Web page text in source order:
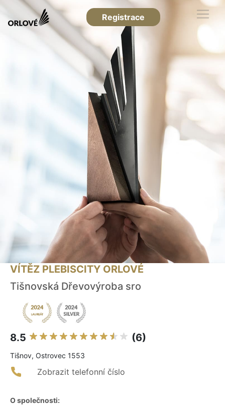
Registrace
VÍTĚZ PLEBISCITY ORLOVÉ
Tišnovská Dřevovýroba sro
8.5 (6)
Tišnov, Ostrovec 1553
Zobrazit telefonní číslo
O společnosti: